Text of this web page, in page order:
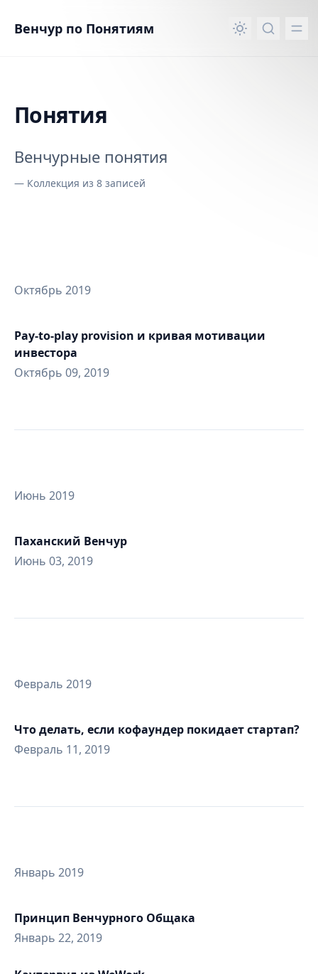
Венчур по Понятиям
Понятия
Венчурные понятия
— Коллекция из 8 записей
Октябрь 2019
Pay-to-play provision и кривая мотивации
инвестора
Октябрь 09, 2019
Июнь 2019
Паханский Венчур
Июнь 03, 2019
Февраль 2019
Что делать, если кофаундер покидает стартап?
Февраль 11, 2019
Январь 2019
Принцип Венчурного Общака
Январь 22, 2019